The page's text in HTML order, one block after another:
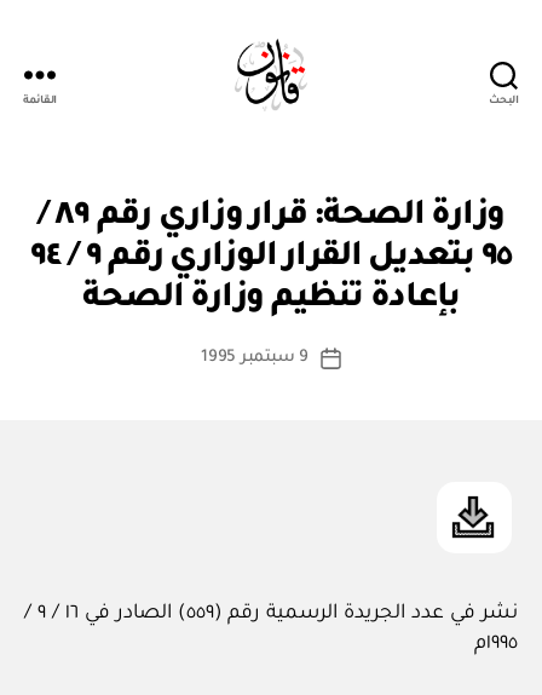
البحث القائمة
التصنيفات
ار
وزارة الصحة: قرار وزاري رقم ٨٩ /
٩٥ بتعديل القرار الوزاري رقم ٩ / ٩٤
بإعادة تنظيم وزارة الصحة
كاتب
س
ة
تاريخ
9 سبتمبر 1995
نشر في عدد الجريدة الرسمية رقم (٥٥٩) الصادر في ١٦ / ٩ /
١٩٩٥م